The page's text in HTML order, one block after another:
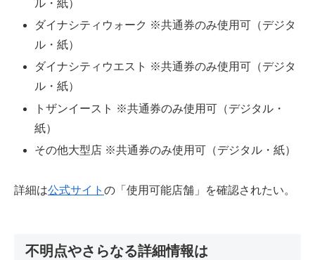
ル・紙）
ダイナシティウォーク ※共通券のみ使用可（デジタ
ル・紙）
ダイナシティウエスト ※共通券のみ使用可（デジタ
ル・紙）
トザンイースト ※共通券のみ使用可（デジタル・
紙）
その他大型店 ※共通券のみ使用可（デジタル・紙）
詳細は公式サイト の「使用可能店舗」を確認されたい。
不明点やさらなる詳細情報は